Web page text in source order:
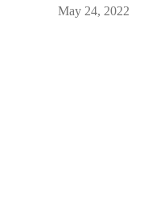
May 24, 2022